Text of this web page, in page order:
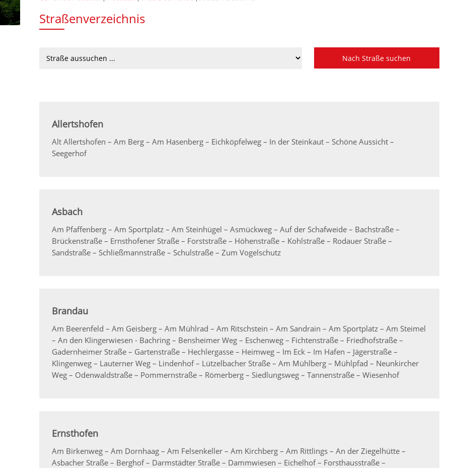
Straßenverzeichnis
Allertshofen
Alt Allertshofen – Am Berg – Am Hasenberg – Eichköpfelweg – In der Steinkaut – Schöne Aussicht –
Seegerhof
Asbach
Am Pfaffenberg – Am Sportplatz – Am Steinhügel – Asmückweg – Auf der Schafweide – Bachstraße –
Brückenstraße – Ernsthofener Straße – Forststraße – Höhenstraße – Kohlstraße – Rodauer Straße –
Sandstraße – Schließmannstraße – Schulstraße – Zum Vogelschutz
Brandau
Am Beerenfeld – Am Geisberg – Am Mühlrad – Am Ritschstein – Am Sandrain – Am Sportplatz – Am Steimel
– An den Klingerwiesen - Bachring – Bensheimer Weg – Eschenweg – Fichtenstraße – Friedhofstraße –
Gadernheimer Straße – Gartenstraße – Hechlergasse – Heimweg – Im Eck – Im Hafen – Jägerstraße –
Klingenweg – Lauterner Weg – Lindenhof – Lützelbacher Straße – Am Mühlberg – Mühlpfad – Neunkircher
Weg – Odenwaldstraße – Pommernstraße – Römerberg – Siedlungsweg – Tannenstraße – Wiesenhof
Ernsthofen
Am Birkenweg – Am Dornhaag – Am Felsenkeller – Am Kirchberg – Am Rittlings – An der Ziegelhütte –
Asbacher Straße – Berghof – Darmstädter Straße – Dammwiesen – Eichelhof – Forsthausstraße –